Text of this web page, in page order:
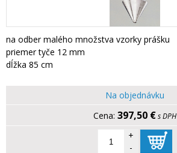
na odber malého množstva vzorky prášku
priemer tyče 12 mm
dĺžka 85 cm
Na objednávku
397,50 €s DPH
+
-